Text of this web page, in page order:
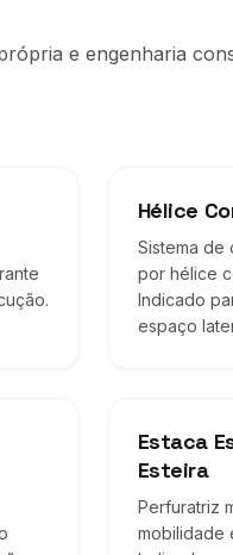
e engenharia
Hélice
Sistema de
por hélice
Indicado
espaço
Estaca
Esteira
Perfuratriz
mobilidade